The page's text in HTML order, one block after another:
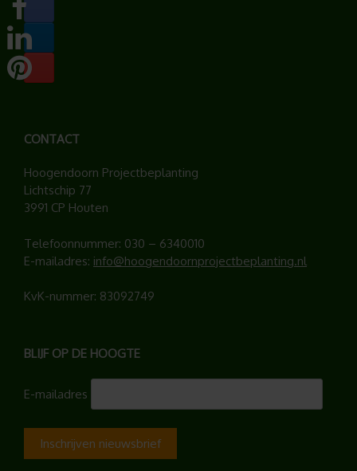
CONTACT
Hoogendoorn Projectbeplanting
Lichtschip 77
3991 CP Houten
Telefoonnummer: 030 – 6340010
E-mailadres: info@hoogendoornprojectbeplanting.nl
KvK-nummer: 83092749
BLIJF OP DE HOOGTE
E-mailadres